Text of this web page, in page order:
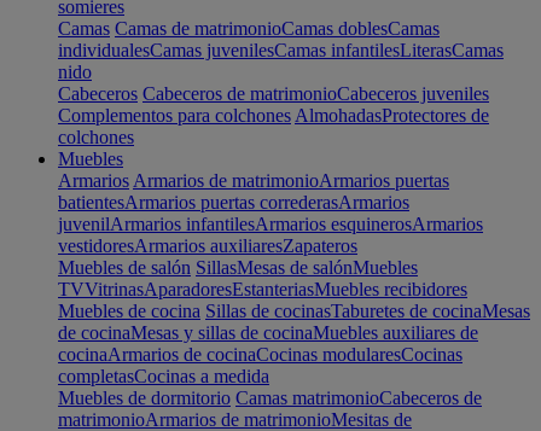
somieres
Camas Camas de matrimonioCamas doblesCamas
individualesCamas juvenilesCamas infantilesLiterasCamas
nido
Cabeceros Cabeceros de matrimonioCabeceros juveniles
Complementos para colchones AlmohadasProtectores de
colchones
Muebles
Armarios Armarios de matrimonioArmarios puertas
batientesArmarios puertas correderasArmarios
juvenilArmarios infantilesArmarios esquinerosArmarios
vestidoresArmarios auxiliaresZapateros
Muebles de salón SillasMesas de salónMuebles
TVVitrinasAparadoresEstanteriasMuebles recibidores
Muebles de cocina Sillas de cocinasTaburetes de cocinaMesas
de cocinaMesas y sillas de cocinaMuebles auxiliares de
cocinaArmarios de cocinaCocinas modularesCocinas
completasCocinas a medida
Muebles de dormitorio Camas matrimonioCabeceros de
matrimonioArmarios de matrimonioMesitas de